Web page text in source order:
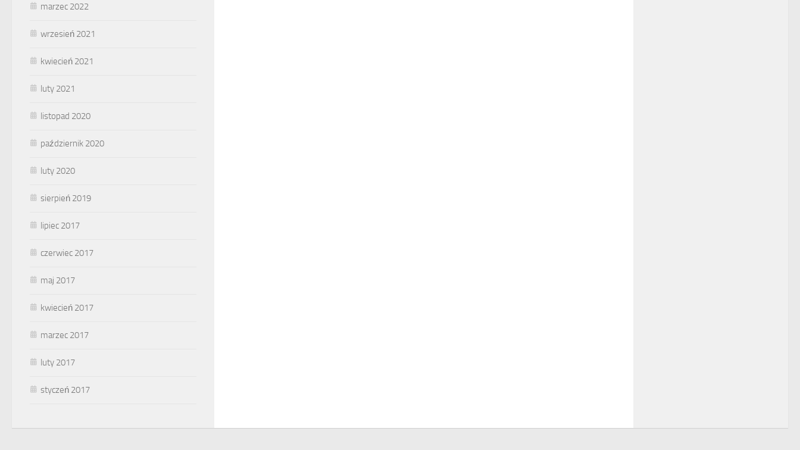
marzec 2022
wrzesień 2021
kwiecień 2021
luty 2021
listopad 2020
październik 2020
luty 2020
sierpień 2019
lipiec 2017
czerwiec 2017
maj 2017
kwiecień 2017
marzec 2017
luty 2017
styczeń 2017